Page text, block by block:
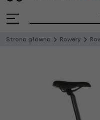
Strona główna Rowery